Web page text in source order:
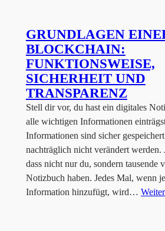
GRUNDLAGEN
BLOCKCHAIN:
FUNKTIONSWEISE,
SICHERHEIT UND
TRANSPARENZ
Stell dir vor, du hast ein digitales
alle wichtigen Informationen
Informationen sind sicher
nachträglich nicht verändert werden.
dass nicht nur du, sondern tausende
Notizbuch haben. Jedes Mal, wenn
Information hinzufügt, wird…